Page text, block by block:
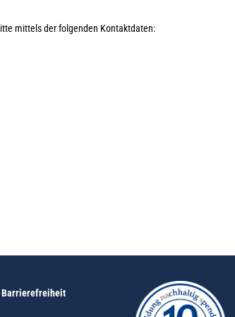
mittels der folgenden Kontaktdaten:
Barrierefreiheit